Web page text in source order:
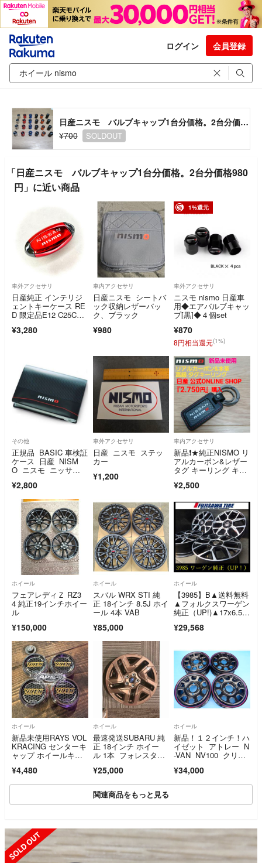
ログイン 会員登録
日産ニスモ バルブキャップ1台分価格。2台分価格980円
¥700
SOLDOUT
「日産ニスモ バルブキャップ1台分価格。2台分価格980
円」に近い商品
車外アクセサリ
日産純正 インテリジ
ェントキーケース RE
D 限定品E12 C25C26
¥3,280
車内アクセサリ
日産ニスモ シートバ
ック収納レザーバッ
ク、ブラック
¥980
1%還元
車外アクセサリ
ニスモ nismo 日産車
用◆エアバルブキャッ
プ[黒]◆４個set
¥870
8円相当還元(1%)
その他
正規品 BASIC 車検証
ケース 日産 NISM
O ニスモ ニッサ
¥2,800
車外アクセサリ
日産 ニスモ ステッ
カー
¥1,200
車内アクセサリ
新品❗★純正NISMO リ
アルカーボン&レザー
タグ キーリング キー
¥2,500
ホイール
フェアレディＺ RZ3
4 純正19インチホイー
ル
¥150,000
ホイール
スバル WRX STI 純
正 18インチ 8.5J ホイ
ール 4本 VAB
¥85,000
ホイール
【3985】B▲送料無料
▲フォルクスワーゲン
純正（UP!)▲17x6.5
本 26103723
¥29,568
ホイール
新品未使用RAYS VOL
KRACING センターキ
ャップ ホイールキャ
37 CE28 RE30
¥4,480
ホイール
最速発送SUBARU 純
正 18インチ ホイー
ル 1本 フォレスタ
¥25,000
ホイール
新品！１２インチ！ハ
イゼット アトレー N
-VAN NV100 クリッ
に MRT デイトナ
ズ G2 ホイール４本
¥34,000
関連商品をもっと見る
SOLD OUT